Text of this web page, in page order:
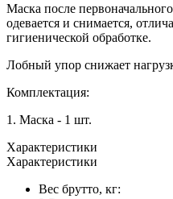
Маска после
одевается и снимается,
гигиенической обработке.
Лобный упор снижает
Комплектация:
1. Маска - 1 шт.
Характеристики
Характеристики
Вес брутто, кг: